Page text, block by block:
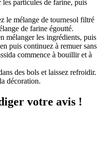
particules de farine, puis
le mélange de tournesol filtré
de farine égoutté.
mélanger les ingrédients, puis
puis continuez à remuer sans
commence à bouillir et à
des bols et laissez refroidir.
décoration.
votre avis !